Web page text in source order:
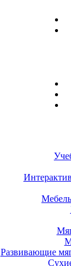
Развивающие